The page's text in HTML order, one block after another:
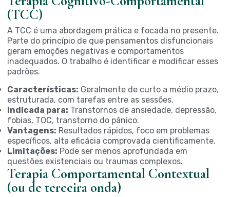
(TCC)
A TCC é uma abordagem prática e focada no presente.
Parte do princípio de que pensamentos disfuncionais
geram emoções negativas e comportamentos
inadequados. O trabalho é identificar e modificar esses
padrões.
Características: Geralmente de curto a médio prazo,
estruturada, com tarefas entre as sessões.
Indicada para: Transtornos de ansiedade, depressão,
fobias, TOC, transtorno do pânico.
Vantagens: Resultados rápidos, foco em problemas
específicos, alta eficácia comprovada cientificamente.
Limitações: Pode ser menos aprofundada em
questões existenciais ou traumas complexos.
Terapia Comportamental Contextual
(ou de terceira onda)